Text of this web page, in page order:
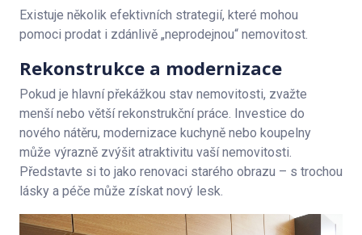
Existuje několik efektivních strategií, které mohou
pomoci prodat i zdánlivě „neprodejnou“ nemovitost.
Rekonstrukce a modernizace
Pokud je hlavní překážkou stav nemovitosti, zvažte
menší nebo větší rekonstrukční práce. Investice do
nového nátěru, modernizace kuchyně nebo koupelny
může výrazně zvýšit atraktivitu vaší nemovitosti.
Představte si to jako renovaci starého obrazu – s trochou
lásky a péče může získat nový lesk.